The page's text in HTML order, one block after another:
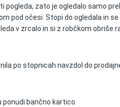
pogleda, zato je ogledalo samo
pod očesi. Stopi do ogledala in
v zrcalo in si z robčkom obriše
po stopnicah navzdol do
bančno kartico.